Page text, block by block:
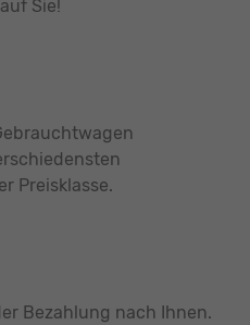
Sie!
Preisklasse.
Bezahlung nach Ihnen.